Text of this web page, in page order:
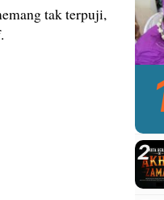
tak terpuji,